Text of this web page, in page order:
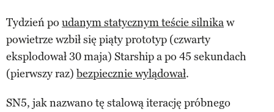
Tydzień po udanym statycznym teście silnikaw
powietrze wzbił się piąty prototyp (czwarty
eksplodował 30 maja) Starship a po 45 sekundach
(pierwszy raz) bezpiecznie wylądował.
SN5, jak nazwano tę stalową iterację próbnego